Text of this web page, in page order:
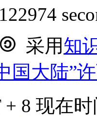
采用知
国大陆”
8 现在